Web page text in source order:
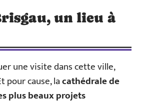
un lieu à
une visite dans cette ville,
pour cause, lacathédrale de
plus beaux projets